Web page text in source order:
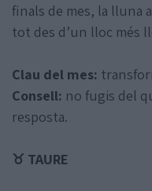
finals de mes, la lluna
tot des d’un lloc més
Clau del mes:
Consell: no fugis del
resposta.
♉ TAURE